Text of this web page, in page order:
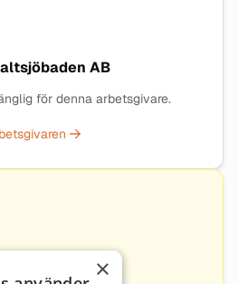
AB
för denna arbetsgivare.
×